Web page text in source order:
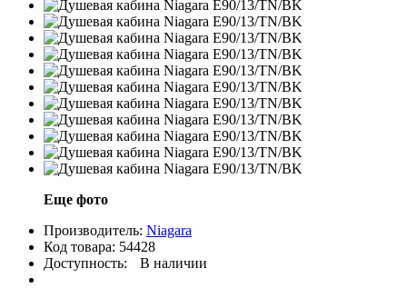
Еще фото
Производитель: Niagara
Код товара: 54428
Доступность:
В наличии